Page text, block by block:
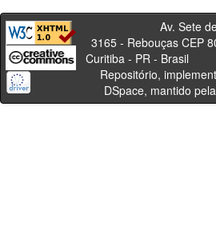
Av. Sete de
3165 - Rebouças CEP
Curitiba - PR -
Repositório,
DSpace, mantido